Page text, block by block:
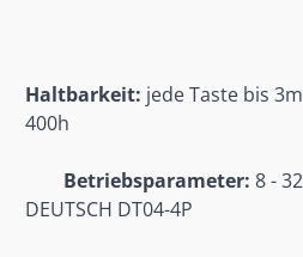
Haltbarkeit: jede Taste bis
400h
Betriebsparameter: 8 -
DEUTSCH DT04-4P